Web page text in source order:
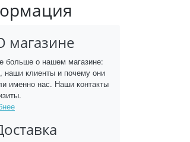
магазине
больше о нашем магазине:
наши клиенты и почему они
именно нас. Наши контакты